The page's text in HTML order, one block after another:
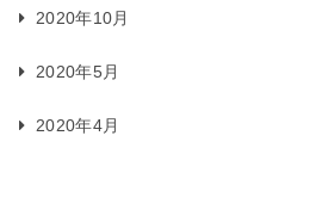
2020年10月
2020年5月
2020年4月